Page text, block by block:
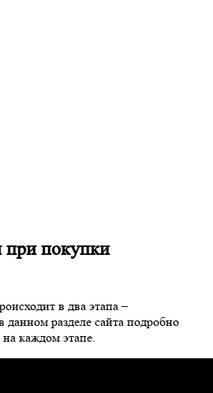
покупки
в два этапа –
данном разделе сайта подробно
каждом этапе.